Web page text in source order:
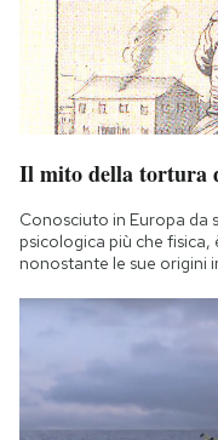
Il mito della tortura
Conosciuto in Europa da
psicologica più che
nonostante le sue origini